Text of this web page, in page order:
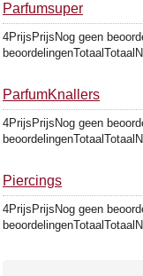
Parfumsuper
4PrijsPrijsNog geen
ParfumKnallers
4PrijsPrijsNog geen
Piercings
4PrijsPrijsNog geen